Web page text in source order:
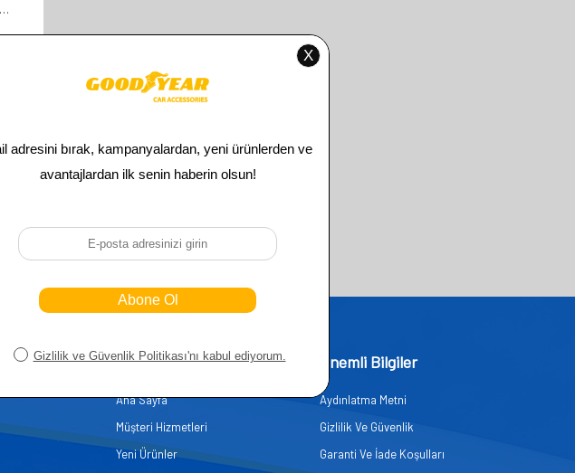
Hızlı Erişim
Ana Sayfa
Müşteri Hizmetleri
Yeni Ürünler
Önemli Bilgiler
Aydınlatma Metni
Gizlilik Ve Güvenlik
Garanti Ve İade Koşulları